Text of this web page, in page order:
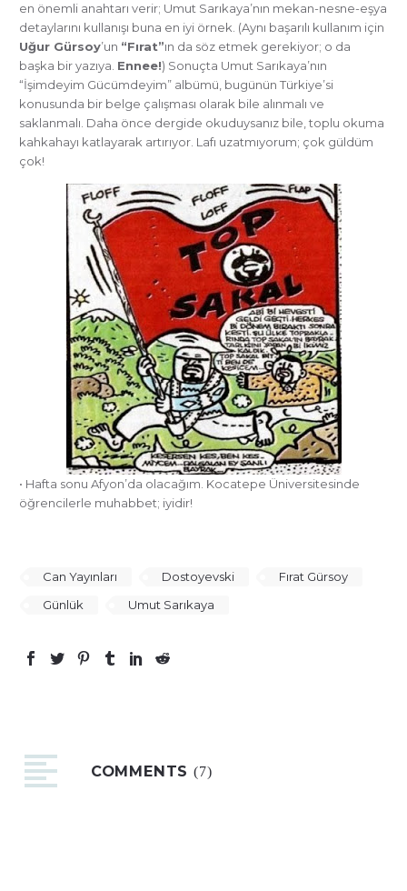
en önemli anahtarı verir; Umut Sarıkaya’nın mekan-nesne-eşya
detaylarını kullanışı buna en iyi örnek. (Aynı başarılı kullanım için
Uğur Gürsoy’un “Fırat”ın da söz etmek gerekiyor; o da
başka bir yazıya. Ennee!) Sonuçta Umut Sarıkaya’nın
“İşimdeyim Gücümdeyim” albümü, bugünün Türkiye’si
konusunda bir belge çalışması olarak bile alınmalı ve
saklanmalı. Daha önce dergide okuduysanız bile, toplu okuma
kahkahayı katlayarak artırıyor. Lafı uzatmıyorum; çok güldüm
çok!
• Hafta sonu Afyon’da olacağım. Kocatepe Üniversitesinde
öğrencilerle muhabbet; iyidir!
Can Yayınları Dostoyevski
Fırat Gürsoy
Günlük
Umut Sarıkaya
COMMENTS(7)